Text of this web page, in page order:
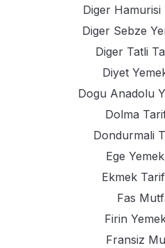
Diger Hamurisi
Diger Sebze
Diger Tatli
Diyet
Dogu Anadolu
Dolma
Dondurmali
Ege
Ekmek
Fas
Firin
Fransiz